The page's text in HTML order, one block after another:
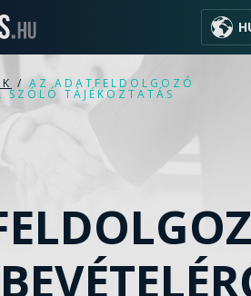
/ AZ ADATFELDOLGOZÓ
SZÓLÓ TÁJÉKOZTATÁS